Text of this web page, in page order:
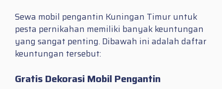
Sewa mobil pengantin Kuningan Timur untuk
pesta pernikahan memiliki banyak keuntungan
yang sangat penting. Dibawah ini adalah daftar
keuntungan tersebut:
Gratis Dekorasi Mobil Pengantin